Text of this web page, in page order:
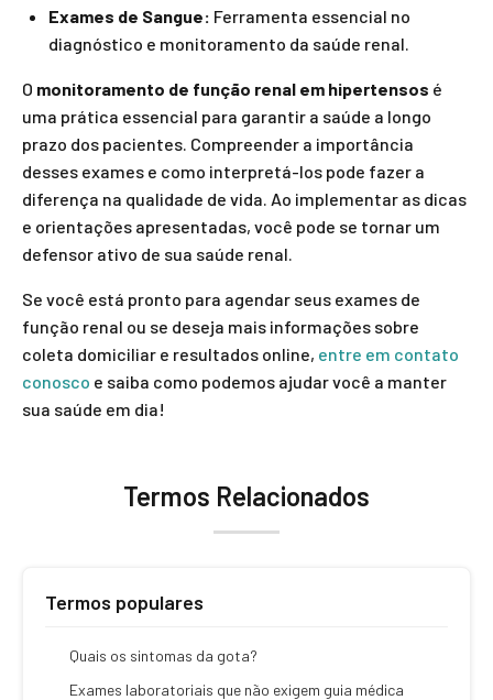
Exames de Sangue: Ferramenta essencial no
diagnóstico e monitoramento da saúde renal.
O monitoramento de função renal em hipertensos é
uma prática essencial para garantir a saúde a longo
prazo dos pacientes. Compreender a importância
desses exames e como interpretá-los pode fazer a
diferença na qualidade de vida. Ao implementar as dicas
e orientações apresentadas, você pode se tornar um
defensor ativo de sua saúde renal.
Se você está pronto para agendar seus exames de
função renal ou se deseja mais informações sobre
coleta domiciliar e resultados online, entre em contato
conosco e saiba como podemos ajudar você a manter
sua saúde em dia!
Termos Relacionados
Termos populares
Quais os sintomas da gota?
Exames laboratoriais que não exigem guia médica